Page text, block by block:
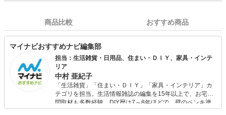
商品比較 おすすめ商品
マイナビおすすめナビ編集部
担当：生活雑貨・日用品、住まい・ＤＩＹ、家具・インテ
リア
中村 亜紀子
「生活雑貨」「住まい・ＤＩＹ」「家具・インテリア」カ
テゴリを担当。生活情報雑誌の編集を15年以上で、お宅訪
問取材も多数経験。DIY歴は7～8年ほどで、壁のペンキ塗
りや壁紙チェンジなどもチャレンジ済み。初心者でもモノ